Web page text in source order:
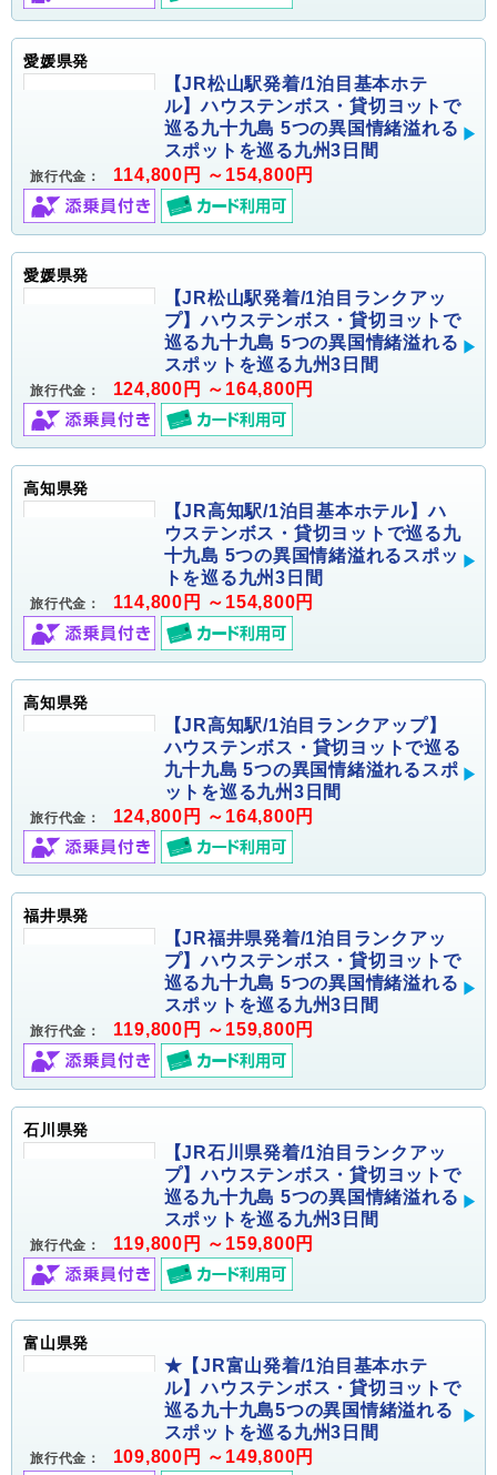
愛媛県発
【JR松山駅発着/1泊目基本ホテ
ル】ハウステンボス・貸切ヨットで
巡る九十九島 5つの異国情緒溢れる
スポットを巡る九州3日間
旅行代金： 114,800円 ～154,800円
愛媛県発
【JR松山駅発着/1泊目ランクアッ
プ】ハウステンボス・貸切ヨットで
巡る九十九島 5つの異国情緒溢れる
スポットを巡る九州3日間
旅行代金： 124,800円 ～164,800円
高知県発
【JR高知駅/1泊目基本ホテル】ハ
ウステンボス・貸切ヨットで巡る九
十九島 5つの異国情緒溢れるスポッ
トを巡る九州3日間
旅行代金： 114,800円 ～154,800円
高知県発
【JR高知駅/1泊目ランクアップ】
ハウステンボス・貸切ヨットで巡る
九十九島 5つの異国情緒溢れるスポ
ットを巡る九州3日間
旅行代金： 124,800円 ～164,800円
福井県発
【JR福井県発着/1泊目ランクアッ
プ】ハウステンボス・貸切ヨットで
巡る九十九島 5つの異国情緒溢れる
スポットを巡る九州3日間
旅行代金： 119,800円 ～159,800円
石川県発
【JR石川県発着/1泊目ランクアッ
プ】ハウステンボス・貸切ヨットで
巡る九十九島 5つの異国情緒溢れる
スポットを巡る九州3日間
旅行代金： 119,800円 ～159,800円
富山県発
★【JR富山発着/1泊目基本ホテ
ル】ハウステンボス・貸切ヨットで
巡る九十九島5つの異国情緒溢れる
スポットを巡る九州3日間
旅行代金： 109,800円 ～149,800円